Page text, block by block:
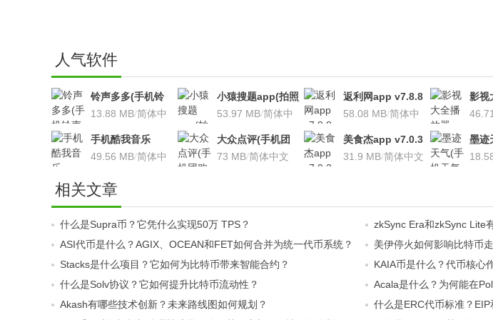
人气软件
铃声多多(手机铃
声软件)v8.7.66 安
13.88 MB/简体中
小猿搜题app(拍照
搜题利器)V9.7.2安
53.97 MB/简体中
返利网app v7.8.8
安卓版
58.08 MB/简体中
影视
手机酷我音乐
V9.2.3.5 安卓版
49.56 MB/简体中
大众点评(手机团
购软件)V10.18.4
73 MB/简体中文
美食杰app v7.0.3
安卓版
31.9 MB/简体中文
墨迹
气软
相关文章
什么是Supra币？它凭什么实现50万 TPS？
zkSync Era和zkSync Lite
ASI代币是什么？AGIX、OCEAN和FET如何合并为统一代币系统？
美伊停火如何影响比特币
Stacks是什么项目？它如何为比特币带来智能合约？
KAIA币是什么？代币核心
什么是Solv协议？它如何提升比特币流动性？
Acala是什么？为何能在
Akash有哪些技术创新？未来路线图如何规划？
什么是ERC代币标准？EIP